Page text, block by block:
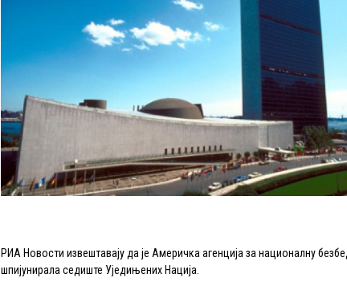
РИА Новости извештавају да је Америчка агенција за националну
шпијунирала седиште Уједињених Нација.